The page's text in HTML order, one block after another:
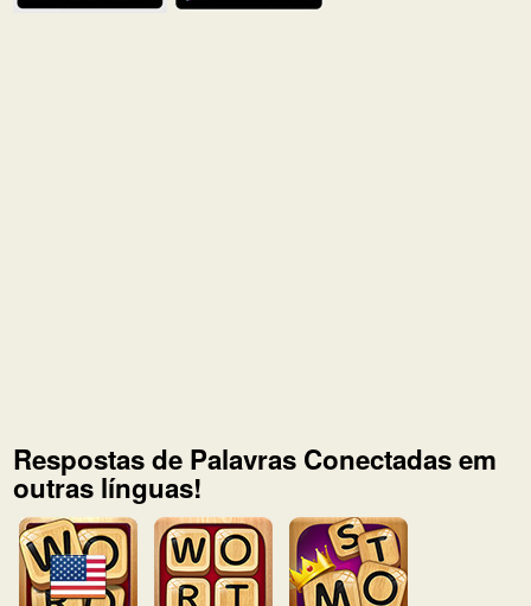
Respostas de Palavras Conectadas em
outras línguas!